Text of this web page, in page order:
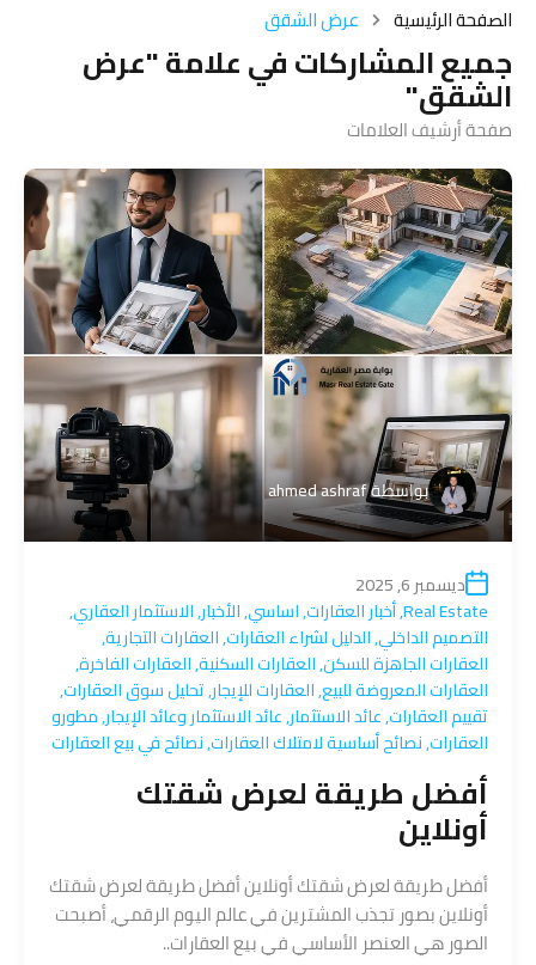
الصفحة الرئيسية عرض الشقق
جميع المشاركات في علامة "عرض
الشقق"
صفحة أرشيف العلامات
بواسطةahmed ashraf
ديسمبر 6, 2025
Real Estate
,أخبار العقارات,اساسي,الأخبار,الاستثمار العقاري,
التصميم الداخلي,الدليل لشراء العقارات,العقارات التجارية,
العقارات الجاهزة للسكن,العقارات السكنية,العقارات الفاخرة,
العقارات المعروضة للبيع,العقارات للإيجار,تحليل سوق العقارات,
تقييم العقارات,عائد الاستثمار,عائد الاستثمار وعائد الإيجار,مطورو
العقارات,نصائح أساسية لامتلاك العقارات,نصائح في بيع العقارات
أفضل طريقة لعرض شقتك
أونلاين
أفضل طريقة لعرض شقتك أونلاين أفضل طريقة لعرض شقتك
أونلاين بصور تجذب المشترين في عالم اليوم الرقمي، أصبحت
الصور هي العنصر الأساسي في بيع العقارات..